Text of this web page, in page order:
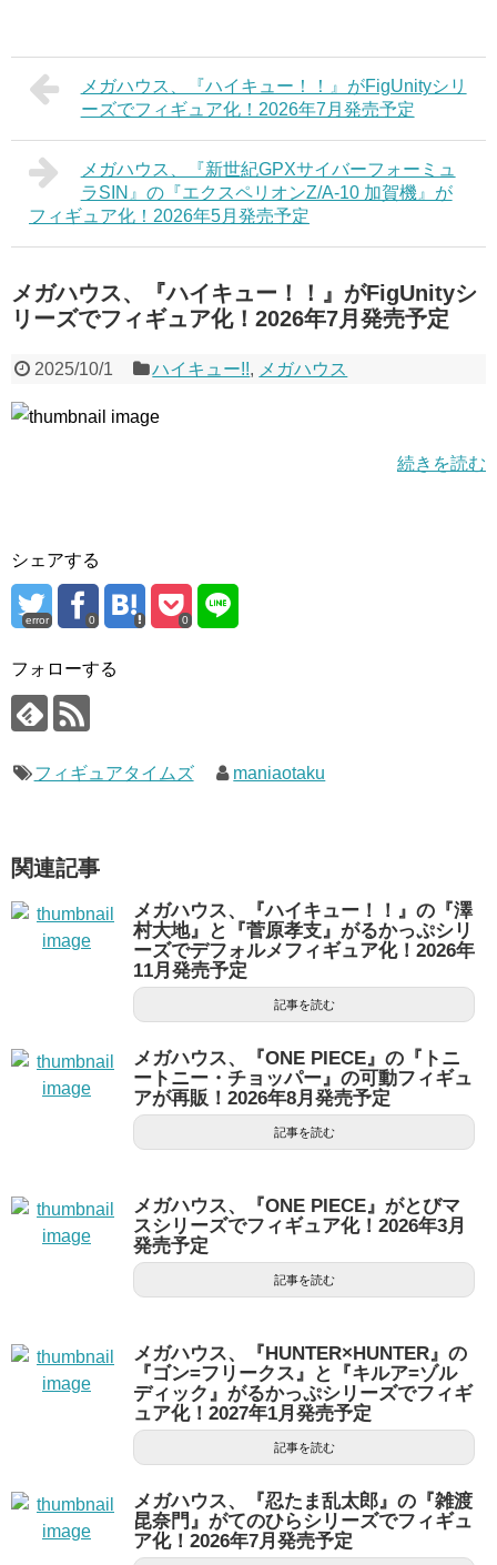
メガハウス、『ハイキュー！！』がFigUnityシリ
ーズでフィギュア化！2026年7月発売予定
メガハウス、『新世紀GPXサイバーフォーミュ
ラSIN』の『エクスペリオンZ/A-10 加賀機』が
フィギュア化！2026年5月発売予定
メガハウス、『ハイキュー！！』がFigUnityシ
リーズでフィギュア化！2026年7月発売予定
2025/10/1 ハイキュー!!, メガハウス
続きを読む
シェアする
error 0 0
フォローする
フィギュアタイムズ maniaotaku
関連記事
メガハウス、『ハイキュー！！』の『澤
村大地』と『菅原孝支』がるかっぷシリ
ーズでデフォルメフィギュア化！2026年
11月発売予定
記事を読む
メガハウス、『ONE PIECE』の『トニ
ートニー・チョッパー』の可動フィギュ
アが再販！2026年8月発売予定
記事を読む
メガハウス、『ONE PIECE』がとびマ
スシリーズでフィギュア化！2026年3月
発売予定
記事を読む
メガハウス、『HUNTER×HUNTER』の
『ゴン=フリークス』と『キルア=ゾル
ディック』がるかっぷシリーズでフィギ
ュア化！2027年1月発売予定
記事を読む
メガハウス、『忍たま乱太郎』の『雑渡
昆奈門』がてのひらシリーズでフィギュ
ア化！2026年7月発売予定